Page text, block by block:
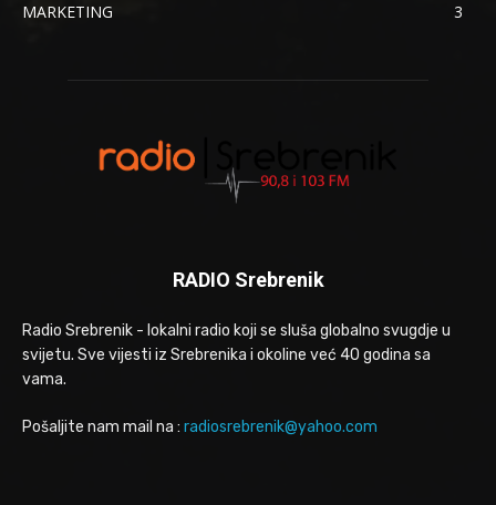
MARKETING
3
RADIO Srebrenik
Radio Srebrenik - lokalni radio koji se sluša globalno svugdje u
svijetu. Sve vijesti iz Srebrenika i okoline već 40 godina sa
vama.
Pošaljite nam mail na : radiosrebrenik@yahoo.com